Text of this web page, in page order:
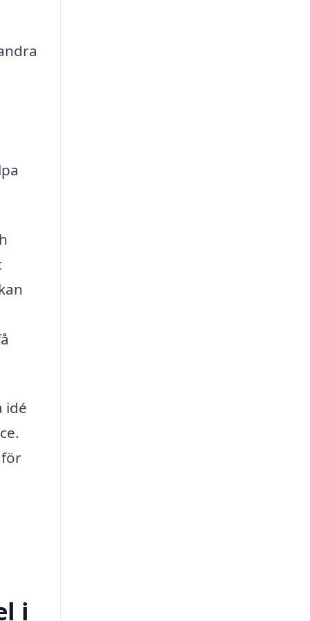
idé
i